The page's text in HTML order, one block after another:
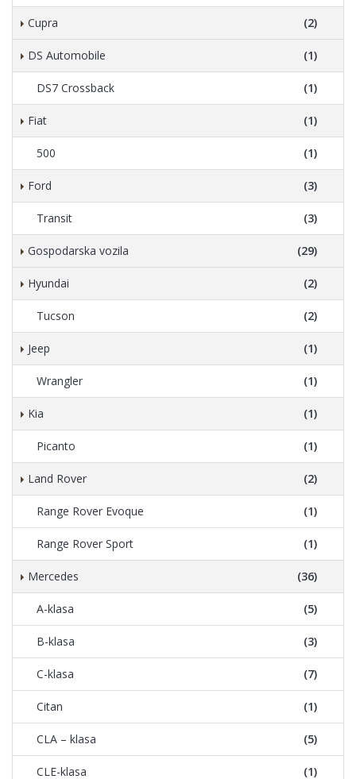
Cupra (2)
DS Automobile (1)
DS7 Crossback (1)
Fiat (1)
500 (1)
Ford (3)
Transit (3)
Gospodarska vozila (29)
Hyundai (2)
Tucson (2)
Jeep (1)
Wrangler (1)
Kia (1)
Picanto (1)
Land Rover (2)
Range Rover Evoque (1)
Range Rover Sport (1)
Mercedes (36)
A-klasa (5)
B-klasa (3)
C-klasa (7)
Citan (1)
CLA – klasa (5)
CLE-klasa (1)